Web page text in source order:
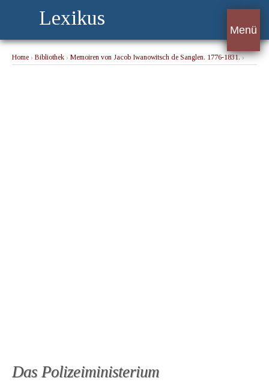
Lexikus
Menü
Home › Bibliothek › Memoiren von Jacob Iwanowitsch de Sanglen. 1776-1831.›
Das Polizeiministerium